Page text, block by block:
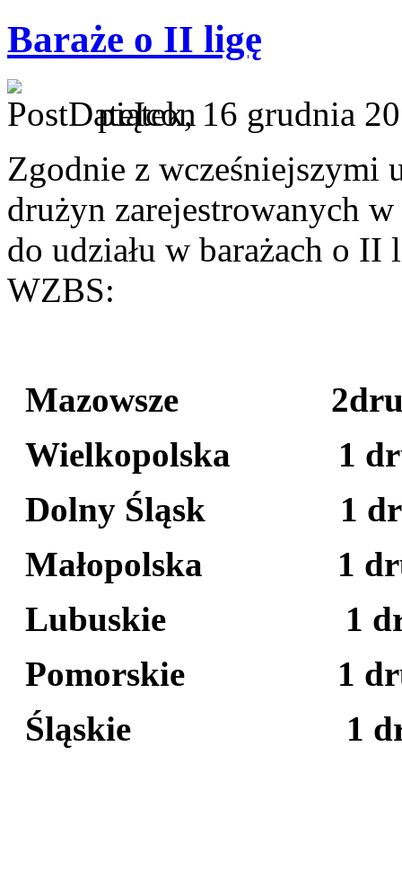
Baraże o II ligę
piątek, 16 grudnia
Zgodnie z wcześniejszymi
drużyn zarejestrowanych
do udziału w barażach o II
WZBS:
Mazowsze
Wielkopolska 1
Dolny Śląsk 1
Małopolska 1
Lubuskie 1
Pomorskie 1
Śląskie 1